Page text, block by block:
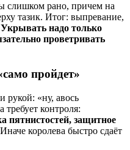
слишком рано, причем на
тазик. Итог: выпревание,
Укрывать надо только
проветривать
пройдет»
рукой: «ну, авось
требует контроля:
пятнистостей, защитное
королева быстро сдаёт